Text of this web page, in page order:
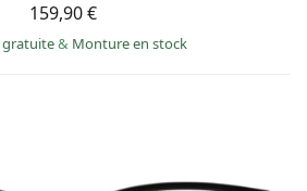
159,90 €
gratuite& Monture en stock